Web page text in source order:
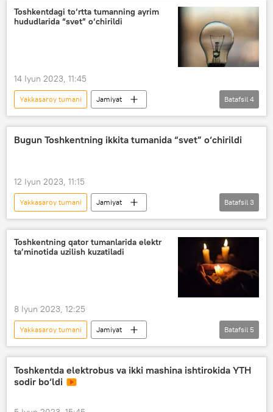
elektr energiyasi
Olmazor tumani
Chilonzor tumani
Toshkentdagi to‘rtta tumanning ayrim
hududlarida “svet” o‘chirildi
14 Iyun 2023, 11:45
Yakkasaroy tumani
Jamiyat
O‘zbekiston
Toshkent
Yashnobod tumani
Chilonzor tumani
Batafsil 4
Bugun Toshkentning ikkita tumanida “svet” o‘chirildi
12 Iyun 2023, 11:15
Yakkasaroy tumani
Jamiyat
O‘zbekiston
Toshkent
Yashnobod tumani
elektr energiyasi
Batafsil 3
Toshkentning qator tumanlarida elektr
ta’minotida uzilish kuzatiladi
8 Iyun 2023, 12:25
Yakkasaroy tumani
Jamiyat
O‘zbekiston
Toshkent
Mirobod tumani
elektr energiyasi
Yashnobod tumani
Batafsil 5
Toshkentda elektrobus va ikki mashina ishtirokida YTH
sodir bo‘ldi